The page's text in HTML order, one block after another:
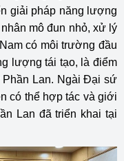
giải pháp năng lượng
mô đun nhỏ, xử lý
có môi trường đầu
lượng tái tạo, là điểm
Lan. Ngài Đại sứ
có thể hợp tác và giới
Lan đã triển khai tại